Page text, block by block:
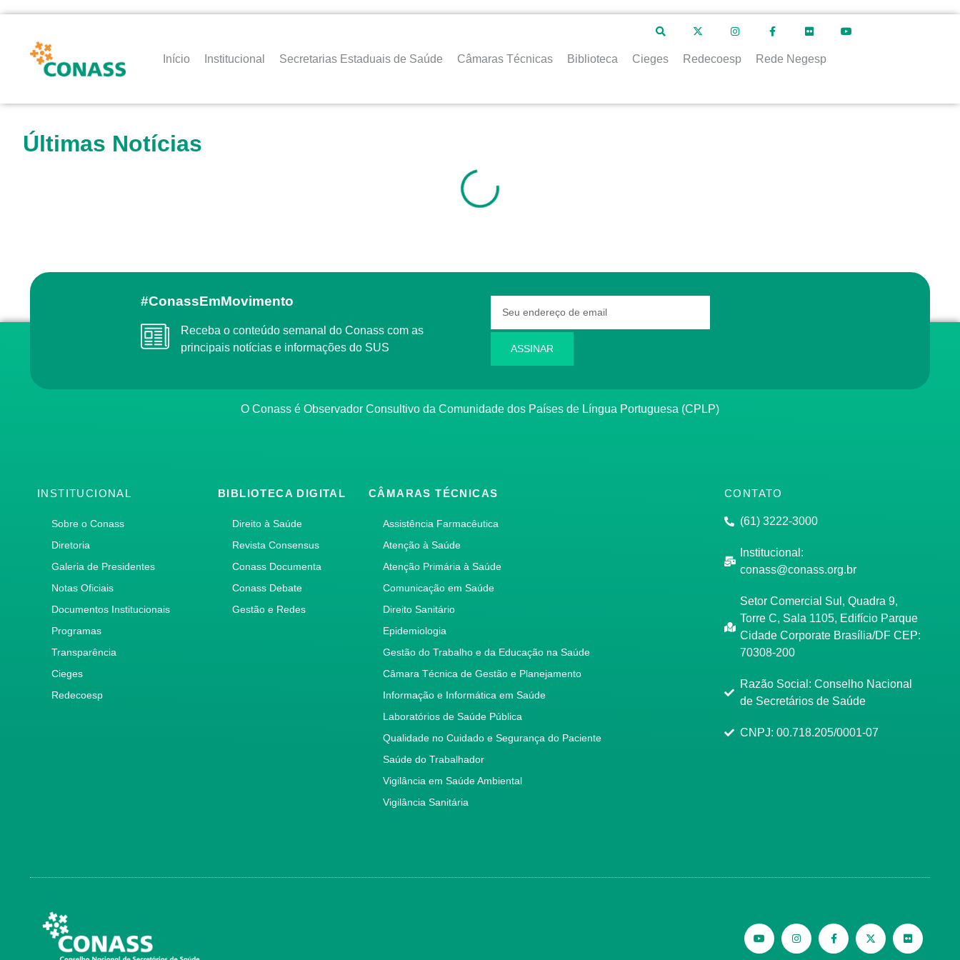
Início Institucional Secretarias Estaduais de Saúde Câmaras Técnicas Biblioteca Cieges Redecoesp Rede Negesp
Últimas Notícias
#ConassEmMovimento
Receba o conteúdo semanal do Conass com as
principais notícias e informações do SUS
ASSINAR
O Conass é Observador Consultivo da Comunidade dos Países de Língua Portuguesa (CPLP)
INSTITUCIONAL
Sobre o Conass
Diretoria
Galeria de Presidentes
Notas Oficiais
Documentos Institucionais
Programas
Transparência
Cieges
Redecoesp
BIBLIOTECA DIGITAL
Direito à Saúde
Revista Consensus
Conass Documenta
Conass Debate
Gestão e Redes
CÂMARAS TÉCNICAS
Assistência Farmacêutica
Atenção à Saúde
Atenção Primária à Saúde
Comunicação em Saúde
Direito Sanitário
Epidemiologia
Gestão do Trabalho e da Educação na Saúde
Câmara Técnica de Gestão e Planejamento
Informação e Informática em Saúde
Laboratórios de Saúde Pública
Qualidade no Cuidado e Segurança do Paciente
Saúde do Trabalhador
Vigilância em Saúde Ambiental
Vigilância Sanitária
CONTATO
(61) 3222-3000
Institucional:
conass@conass.org.br
Setor Comercial Sul, Quadra 9,
Torre C, Sala 1105, Edifício Parque
Cidade Corporate Brasília/DF CEP:
70308-200
Razão Social: Conselho Nacional
de Secretários de Saúde
CNPJ: 00.718.205/0001-07